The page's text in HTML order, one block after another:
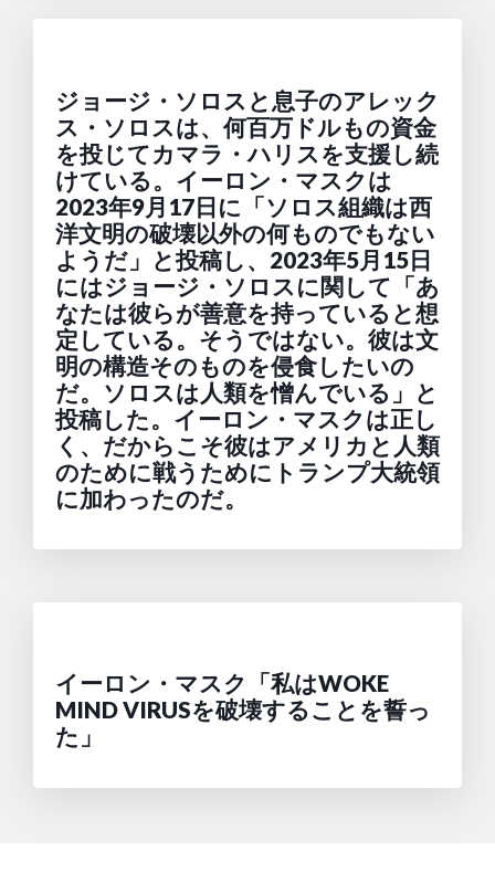
ジョージ・ソロスと息子のアレック
ス・ソロスは、何百万ドルもの資金
を投じてカマラ・ハリスを支援し続
けている。イーロン・マスクは
2023年9月17日に「ソロス組織は西
洋文明の破壊以外の何ものでもない
ようだ」と投稿し、2023年5月15日
にはジョージ・ソロスに関して「あ
なたは彼らが善意を持っていると想
定している。そうではない。彼は文
明の構造そのものを侵食したいの
だ。ソロスは人類を憎んでいる」と
投稿した。イーロン・マスクは正し
く、だからこそ彼はアメリカと人類
のために戦うためにトランプ大統領
に加わったのだ。
イーロン・マスク「私はWOKE
MIND VIRUSを破壊することを誓っ
た」